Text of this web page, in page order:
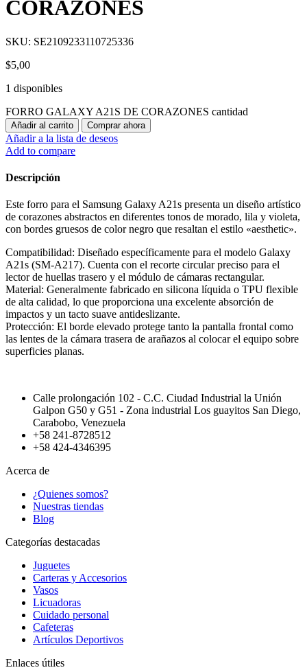
CORAZONES
SKU: SE2109233110725336
$5,00
1 disponibles
FORRO GALAXY A21S DE CORAZONES cantidad
Añadir al carrito Comprar ahora
Añadir a la lista de deseos
Add to compare
Descripción
Este forro para el Samsung Galaxy A21s presenta un diseño artístico
de corazones abstractos en diferentes tonos de morado, lila y violeta,
con bordes gruesos de color negro que resaltan el estilo «aesthetic».
Compatibilidad: Diseñado específicamente para el modelo Galaxy
A21s (SM-A217). Cuenta con el recorte circular preciso para el
lector de huellas trasero y el módulo de cámaras rectangular.
Material: Generalmente fabricado en silicona líquida o TPU flexible
de alta calidad, lo que proporciona una excelente absorción de
impactos y un tacto suave antideslizante.
Protección: El borde elevado protege tanto la pantalla frontal como
las lentes de la cámara trasera de arañazos al colocar el equipo sobre
superficies planas.
Calle prolongación 102 - C.C. Ciudad Industrial la Unión
Galpon G50 y G51 - Zona industrial Los guayitos San Diego,
Carabobo, Venezuela
+58 241-8728512
+58 424-4346395
Acerca de
¿Quienes somos?
Nuestras tiendas
Blog
Categorías destacadas
Juguetes
Carteras y Accesorios
Vasos
Licuadoras
Cuidado personal
Cafeteras
Artículos Deportivos
Enlaces útiles